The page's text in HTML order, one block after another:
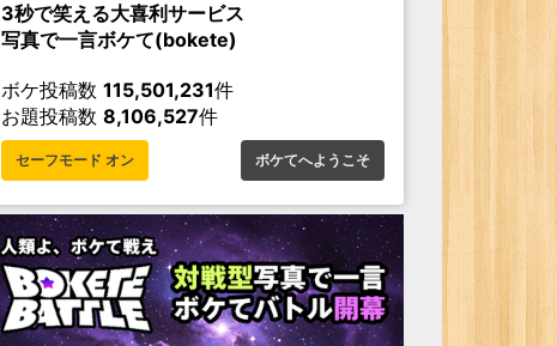
3秒で笑える大喜利サービス
写真で一言ボケて(bokete)
ボケ投稿数 115,501,231件
お題投稿数 8,106,527件
セーフモード オン ボケてへようこそ